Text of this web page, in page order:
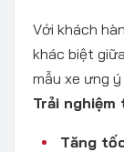
Với khách
khác biệt
mẫu xe ưng
Trải
Tăng